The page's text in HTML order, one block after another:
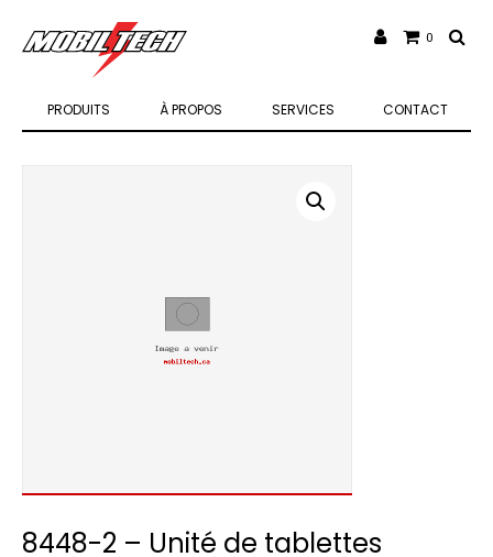
PRODUITS À PROPOS SERVICES CONTACT
0
8448-2 – Unité de tablettes